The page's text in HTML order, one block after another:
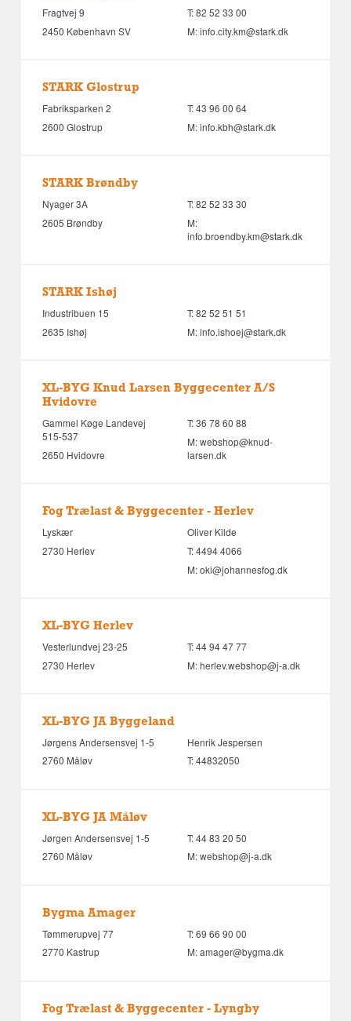
Fragtvej 9
2450 København SV
T:82 52 33 00
M:info.city.km@stark.dk
STARK Glostrup
Fabriksparken 2
2600 Glostrup
T:43 96 00 64
M:info.kbh@stark.dk
STARK Brøndby
Nyager 3A
2605 Brøndby
T:82 52 33 30
M:
info.broendby.km@stark.dk
STARK Ishøj
Industribuen 15
2635 Ishøj
T:82 52 51 51
M:info.ishoej@stark.dk
XL-BYG Knud Larsen Byggecenter A/S
Hvidovre
Gammel Køge Landevej
515-537
2650 Hvidovre
T:36 78 60 88
M:webshop@knud-
larsen.dk
Fog Trælast & Byggecenter - Herlev
Lyskær
2730 Herlev
Oliver Kilde
T:4494 4066
M:oki@johannesfog.dk
XL-BYG Herlev
Vesterlundvej 23-25
2730 Herlev
T:44 94 47 77
M:herlev.webshop@j-a.dk
XL-BYG JA Byggeland
Jørgens Andersensvej 1-5
2760 Måløv
Henrik Jespersen
T:44832050
XL-BYG JA Måløv
Jørgen Andersensvej 1-5
2760 Måløv
T:44 83 20 50
M:webshop@j-a.dk
Bygma Amager
Tømmerupvej 77
2770 Kastrup
T:69 66 90 00
M:amager@bygma.dk
Fog Trælast & Byggecenter - Lyngby